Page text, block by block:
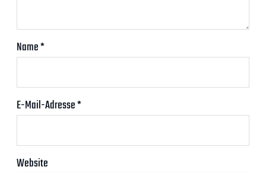
Name*
E-Mail-Adresse*
Website